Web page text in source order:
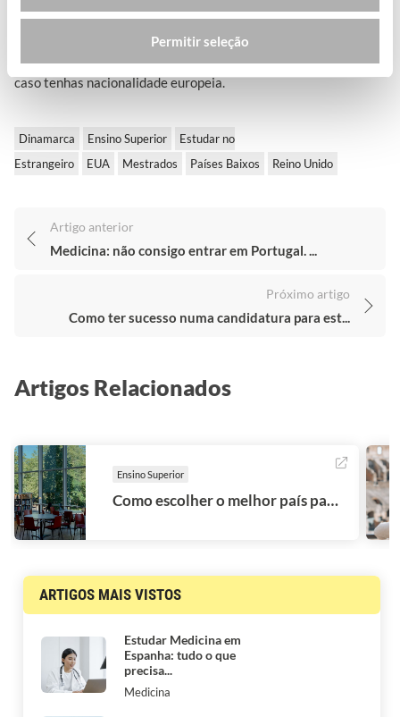
Permitir seleção
reconhecido pela sua qualidade e por ser mais informal
(estudantes e professores aprendem uns com os outros). Na
caso tenhas nacionalidade europeia.
Dinamarca Ensino Superior
Estudar no
Estrangeiro
EUA Mestrados Países Baixos Reino Unido
Artigo anterior
Medicina: não consigo entrar em Portugal. ...
Próximo artigo
Como ter sucesso numa candidatura para est...
Artigos Relacionados
Ensino Superior
Como escolher o melhor país para estudar no estrangeiro
ARTIGOS MAIS VISTOS
Estudar Medicina em
Espanha: tudo o que
precisa...
Medicina